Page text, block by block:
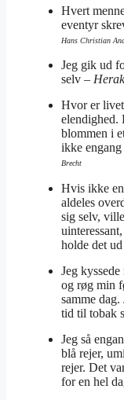
Hvert
eventyr
Hans Christian
Jeg gik ud
selv –
Hvor er
elendighed.
blommen i
ikke
Brecht
Hvis ikke
aldeles
sig selv,
holde det ud
Jeg
og røg min
samme
tid til tobak
Jeg så
blå rejer,
rejer. Det
for en hel